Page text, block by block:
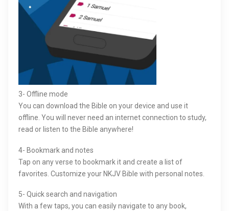
3- Offline mode
You can download the Bible on your device and use it
offline. You will never need an internet connection to study,
read or listen to the Bible anywhere!
4- Bookmark and notes
Tap on any verse to bookmark it and create a list of
favorites. Customize your NKJV Bible with personal notes.
5- Quick search and navigation
With a few taps, you can easily navigate to any book,